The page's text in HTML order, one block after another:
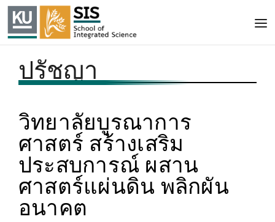
ปรัชญา
วิทยาลัยบูรณาการ
ศาสตร์ สร้างเสริม
ประสบการณ์ ผสาน
ศาสตร์แผ่นดิน พลิกผัน
อนาคต